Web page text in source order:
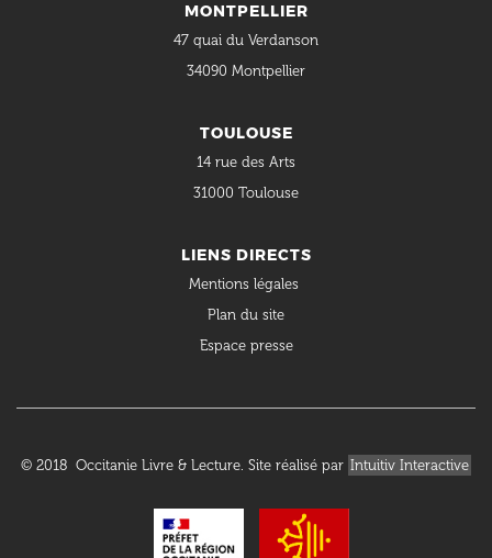
MONTPELLIER
47 quai du Verdanson
34090 Montpellier
TOULOUSE
14 rue des Arts
31000 Toulouse
LIENS DIRECTS
Mentions légales
Plan du site
Espace presse
© 2018 Occitanie Livre & Lecture. Site réalisé par Intuitiv Interactive